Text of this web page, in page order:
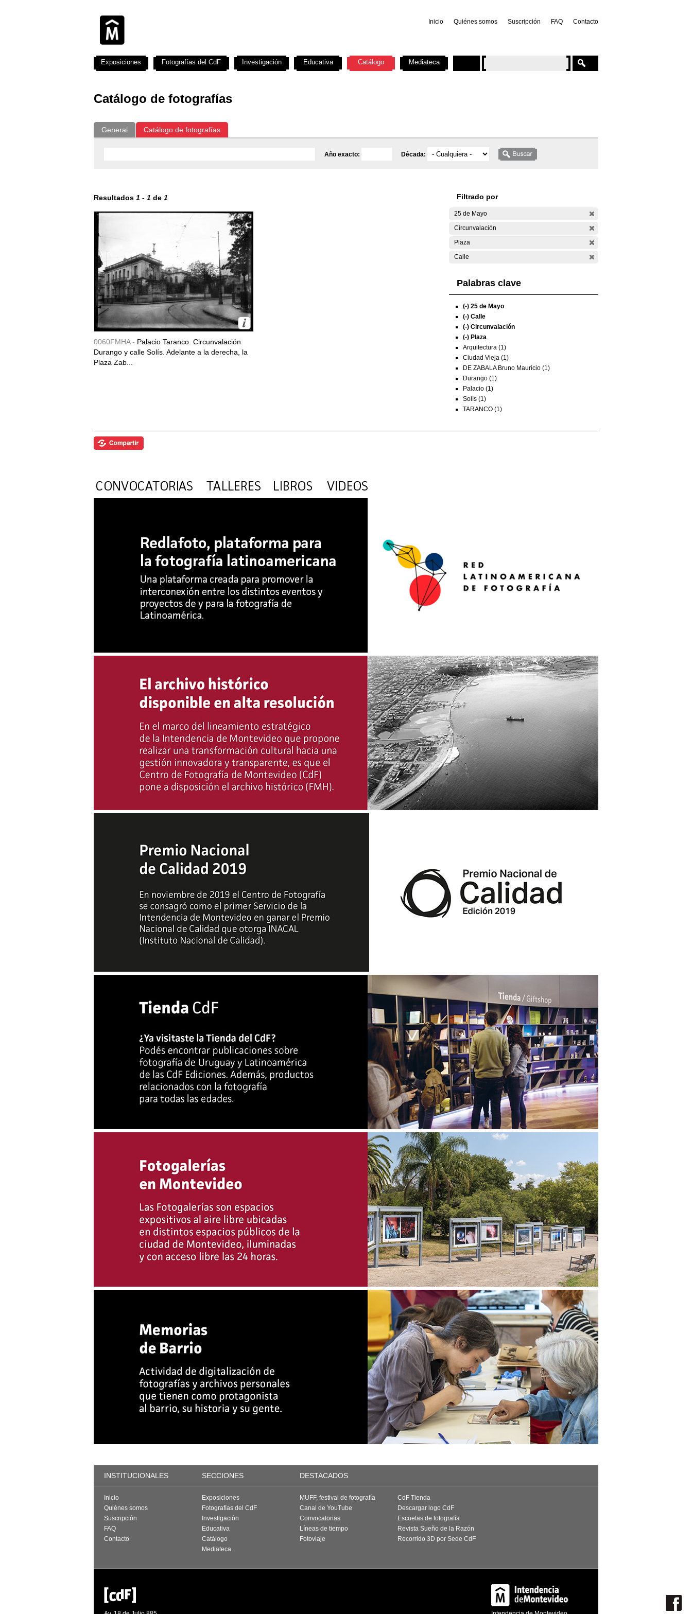
Inicio Quiénes somos Suscripción FAQ Contacto
Catálogo de fotografías
General Catálogo de fotografías
Año exacto: Década:
Resultados 1 - 1 de 1
0060FMHA - Palacio Taranco. Circunvalación
Durango y calle Solís. Adelante a la derecha, la
Plaza Zab...
Filtrado por
25 de Mayo
Circunvalación
Plaza
Calle
Palabras clave
(-) 25 de Mayo
(-) Calle
(-) Circunvalación
(-) Plaza
Arquitectura (1)
Ciudad Vieja (1)
DE ZABALA Bruno Mauricio (1)
Durango (1)
Palacio (1)
Solís (1)
TARANCO (1)
Exposiciones Fotografías del CdF Investigación Educativa Catálogo Mediateca
INSTITUCIONALES SECCIONES DESTACADOS
Inicio
Quiénes somos
Suscripción
FAQ
Contacto
Exposiciones
Fotografías del CdF
Investigación
Educativa
Catálogo
Mediateca
MUFF, festival de fotografía
Canal de YouTube
Convocatorias
Líneas de tiempo
Fotoviaje
CdF Tienda
Descargar logo CdF
Escuelas de fotografía
Revista Sueño de la Razón
Recorrido 3D por Sede CdF